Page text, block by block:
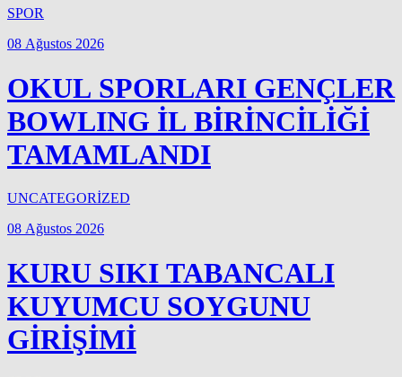
SPOR
08 Ağustos 2026
OKUL SPORLARI GENÇLER
BOWLING İL BİRİNCİLİĞİ
TAMAMLANDI
UNCATEGORİZED
08 Ağustos 2026
KURU SIKI TABANCALI
KUYUMCU SOYGUNU
GİRİŞİMİ